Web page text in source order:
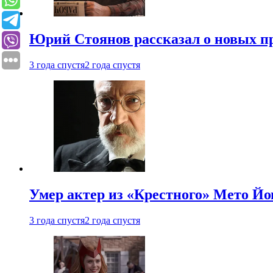
Юрий Стоянов рассказал о новых
3 года спустя2 года спустя
Умер актер из «Крестного» Мето
3 года спустя2 года спустя